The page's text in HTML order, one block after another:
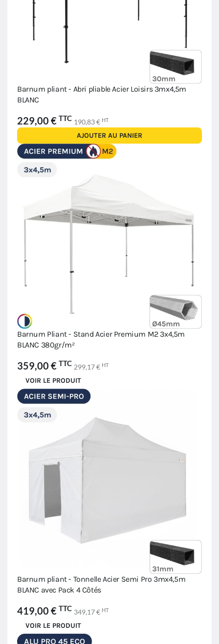
Barnum pliant - Abri pliable Acier Loisirs 3mx4,5m
BLANC
229,00 € TTC 190,83 € HT
AJOUTER AU PANIER
Barnum Pliant - Stand Acier Premium M2 3x4,5m
BLANC 380gr/m²
359,00 € TTC 299,17 € HT
VOIR LE PRODUIT
Barnum pliant - Tonnelle Acier Semi Pro 3mx4,5m
BLANC avec Pack 4 Côtés
419,00 € TTC 349,17 € HT
VOIR LE PRODUIT